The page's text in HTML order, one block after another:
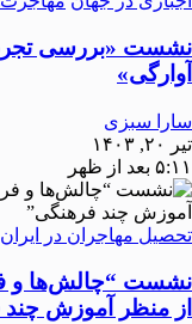
نشست «بررسی
آوارگی»
سارا سبزی
تیر ۲۰, ۱۴۰۳
۵:۱۱ بعد از ظهر
تحصیل مهاجران در ایران
نشست “چالش‌ها و
از منظر آموزش